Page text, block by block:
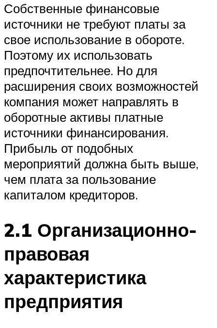
Собственные финансовые
источники не требуют платы за
свое использование в обороте.
Поэтому их использовать
предпочтительнее. Но для
расширения своих возможностей
компания может направлять в
оборотные активы платные
источники финансирования.
Прибыль от подобных
мероприятий должна быть выше,
чем плата за пользование
капиталом кредиторов.
2.1 Организационно-
правовая
характеристика
предприятия